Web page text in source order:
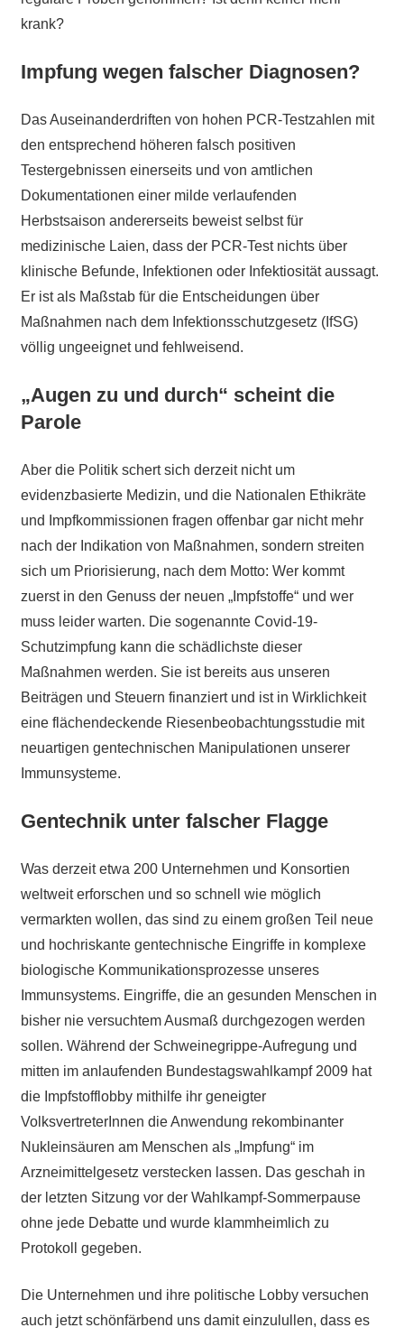
krank?
Impfung wegen falscher Diagnosen?
Das Auseinanderdriften von hohen PCR-Testzahlen mit
den entsprechend höheren falsch positiven
Testergebnissen einerseits und von amtlichen
Dokumentationen einer milde verlaufenden
Herbstsaison andererseits beweist selbst für
medizinische Laien, dass der PCR-Test nichts über
klinische Befunde, Infektionen oder Infektiosität aussagt.
Er ist als Maßstab für die Entscheidungen über
Maßnahmen nach dem Infektionsschutzgesetz (IfSG)
völlig ungeeignet und fehlweisend.
„Augen zu und durch“ scheint die
Parole
Aber die Politik schert sich derzeit nicht um
evidenzbasierte Medizin, und die Nationalen Ethikräte
und Impfkommissionen fragen offenbar gar nicht mehr
nach der Indikation von Maßnahmen, sondern streiten
sich um Priorisierung, nach dem Motto: Wer kommt
zuerst in den Genuss der neuen „Impfstoffe“ und wer
muss leider warten. Die sogenannte Covid-19-
Schutzimpfung kann die schädlichste dieser
Maßnahmen werden. Sie ist bereits aus unseren
Beiträgen und Steuern finanziert und ist in Wirklichkeit
eine flächendeckende Riesenbeobachtungsstudie mit
neuartigen gentechnischen Manipulationen unserer
Immunsysteme.
Gentechnik unter falscher Flagge
Was derzeit etwa 200 Unternehmen und Konsortien
weltweit erforschen und so schnell wie möglich
vermarkten wollen, das sind zu einem großen Teil neue
und hochriskante gentechnische Eingriffe in komplexe
biologische Kommunikationsprozesse unseres
Immunsystems. Eingriffe, die an gesunden Menschen in
bisher nie versuchtem Ausmaß durchgezogen werden
sollen. Während der Schweinegrippe-Aufregung und
mitten im anlaufenden Bundestagswahlkampf 2009 hat
die Impfstofflobby mithilfe ihr geneigter
VolksvertreterInnen die Anwendung rekombinanter
Nukleinsäuren am Menschen als „Impfung“ im
Arzneimittelgesetz verstecken lassen. Das geschah in
der letzten Sitzung vor der Wahlkampf-Sommerpause
ohne jede Debatte und wurde klammheimlich zu
Protokoll gegeben.
Die Unternehmen und ihre politische Lobby versuchen
auch jetzt schönfärbend uns damit einzulullen, dass es